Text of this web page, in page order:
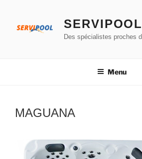
contenu
SERVIPOOL
Des spécialistes proches
Menu
MAGUANA